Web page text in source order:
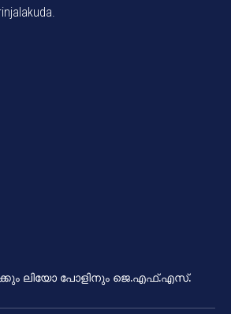
ലിയോ പോളിനും ജെ.എഫ്.എസ്.